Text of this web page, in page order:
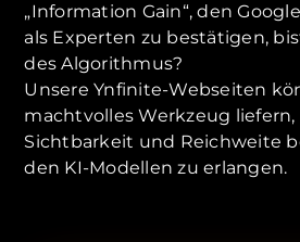
„Information Gain“, den
als Experten zu bestätigen,
des Algorithmus?
Unsere Ynfinite-Webseiten
machtvolles Werkzeug
Sichtbarkeit und Reichweite
den KI-Modellen zu erlangen.